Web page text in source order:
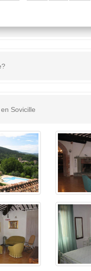
Sovicille